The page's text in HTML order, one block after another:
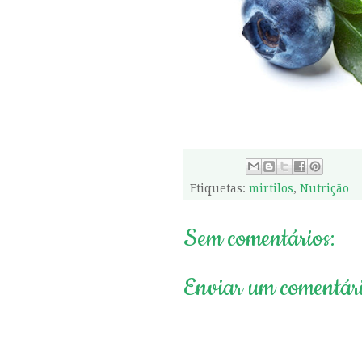
Etiquetas: mirtilos, Nutrição
Sem comentários:
Enviar um